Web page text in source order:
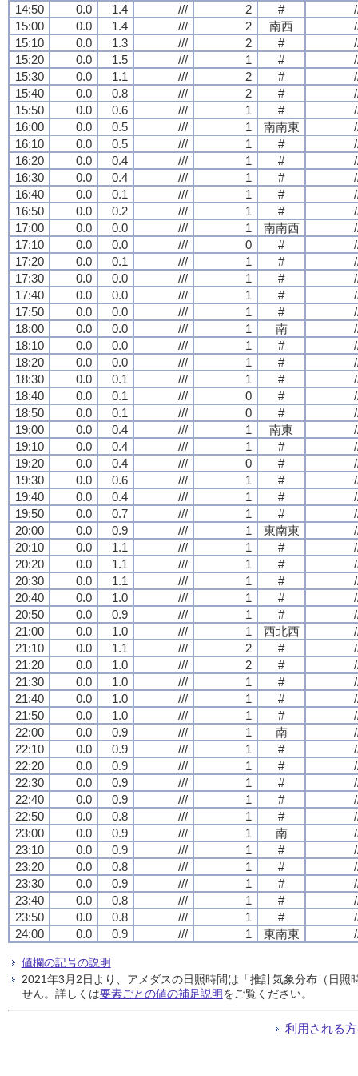
14:50 0.0 1.4 /// 2 #
15:00
0.0 1.4 /// 2 南西
15:10
0.0 1.3 /// 2 #
15:20
0.0 1.5 /// 1 #
15:30
0.0 1.1 /// 2 #
15:40
0.0 0.8 /// 2 #
15:50
0.0 0.6 /// 1 #
16:00
0.0 0.5 /// 1 南南東
16:10
0.0 0.5 /// 1 #
16:20
0.0 0.4 /// 1 #
16:30
0.0 0.4 /// 1 #
16:40
0.0 0.1 /// 1 #
16:50
0.0 0.2 /// 1 #
17:00
0.0 0.0 /// 1 南南西
17:10
0.0 0.0 /// 0 #
17:20
0.0 0.1 /// 1 #
17:30
0.0 0.0 /// 1 #
17:40
0.0 0.0 /// 1 #
17:50
0.0 0.0 /// 1 #
18:00
0.0 0.0 /// 1 南
18:10
0.0 0.0 /// 1 #
18:20
0.0 0.0 /// 1 #
18:30
0.0 0.1 /// 1 #
18:40
0.0 0.1 /// 0 #
18:50
0.0 0.1 /// 0 #
19:00
0.0 0.4 /// 1 南東
19:10
0.0 0.4 /// 1 #
19:20
0.0 0.4 /// 0 #
19:30
0.0 0.6 /// 1 #
19:40
0.0 0.4 /// 1 #
19:50
0.0 0.7 /// 1 #
20:00
0.0 0.9 /// 1 東南東
20:10
0.0 1.1 /// 1 #
20:20
0.0 1.1 /// 1 #
20:30
0.0 1.1 /// 1 #
20:40
0.0 1.0 /// 1 #
20:50
0.0 0.9 /// 1 #
21:00
0.0 1.0 /// 1 西北西
21:10
0.0 1.1 /// 2 #
21:20
0.0 1.0 /// 2 #
21:30
0.0 1.0 /// 1 #
21:40
0.0 1.0 /// 1 #
21:50
0.0 1.0 /// 1 #
22:00
0.0 0.9 /// 1 南
22:10
0.0 0.9 /// 1 #
22:20
0.0 0.9 /// 1 #
22:30
0.0 0.9 /// 1 #
22:40
0.0 0.9 /// 1 #
22:50
0.0 0.8 /// 1 #
23:00
0.0 0.9 /// 1 南
23:10
0.0 0.9 /// 1 #
23:20
0.0 0.8 /// 1 #
23:30
0.0 0.9 /// 1 #
23:40
0.0 0.8 /// 1 #
23:50
0.0 0.8 /// 1 #
24:00
0.0 0.9 /// 1 東南東
値欄の記号の説明
2021年3月2日より、アメダスの日照時間は「推計気象分布（日
せん。詳しくは要素ごとの値の補足説明をご覧ください。
利用される